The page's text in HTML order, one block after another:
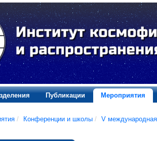
Публикации Мероприятия
/ Конференции и школы / V